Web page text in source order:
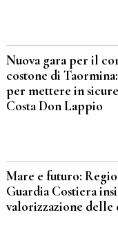
Nuova gara per il
costone di
per mettere in
Costa Don Lappio
Mare e futuro:
Guardia Costiera
valorizzazione delle